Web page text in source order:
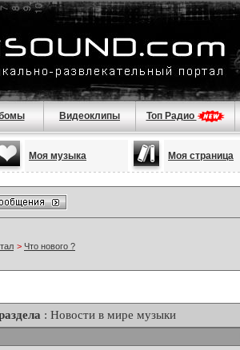
Видеоклипы Топ Радио
Моя музыка Моя страница
> Что нового ?
: Новости в мире музыки